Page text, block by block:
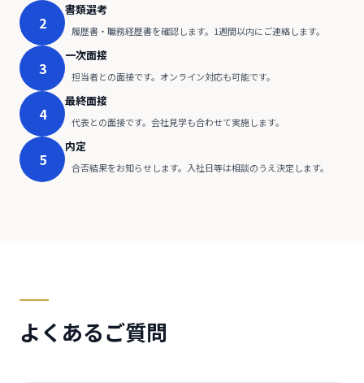
2
書類選考
履歴書・職務経歴書を確認します。1週間以内にご連絡します。
3
一次面接
担当者との面接です。オンライン対応も可能です。
4
最終面接
代表との面接です。会社見学も合わせて実施します。
5
内定
合否結果をお知らせします。入社日等は相談のうえ決定します。
よくあるご質問